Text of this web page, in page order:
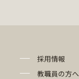
採用情報
教職員の方へ